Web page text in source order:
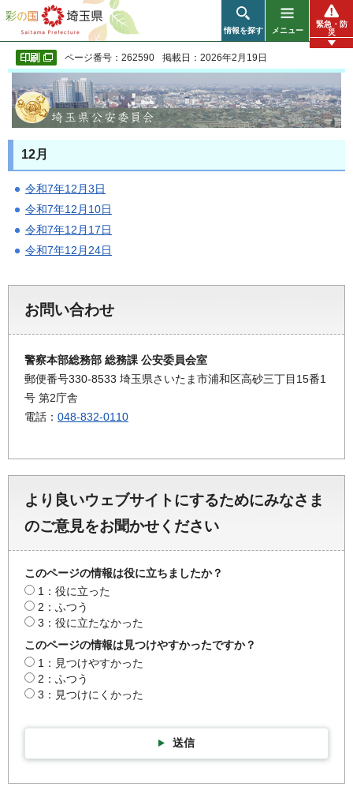
彩の国 埼玉県
情報を探す メニュー
緊急・防
災
ページ番号：262590 掲載日：2026年2月19日
12月
令和7年12月3日
令和7年12月10日
令和7年12月17日
令和7年12月24日
お問い合わせ
警察本部総務部 総務課 公安委員会室
郵便番号330-8533 埼玉県さいたま市浦和区高砂三丁目15番1
号 第2庁舎
電話： 048-832-0110
より良いウェブサイトにするためにみなさま
のご意見をお聞かせください
このページの情報は役に立ちましたか？
1：役に立った
2：ふつう
3：役に立たなかった
このページの情報は見つけやすかったですか？
1：見つけやすかった
2：ふつう
3：見つけにくかった
送信